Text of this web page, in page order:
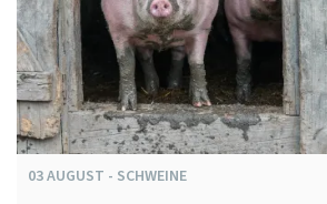
03AUGUST - SCHWEINE